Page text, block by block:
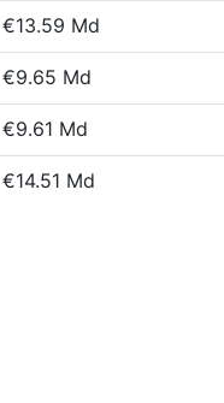
€13.59 Md
€9.65 Md
€9.61 Md
€14.51 Md